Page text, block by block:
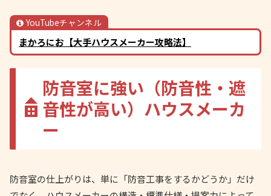
YouTubeチャンネル
まかろにお【大手ハウスメーカー攻略法】
防音室に強い（防音性・遮
音性が高い）ハウスメーカ
ー
防音室の仕上がりは、単に「防音工事をするかどうか」だけ